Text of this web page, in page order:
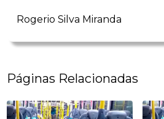
Rogerio Silva Miranda
Páginas Relacionadas